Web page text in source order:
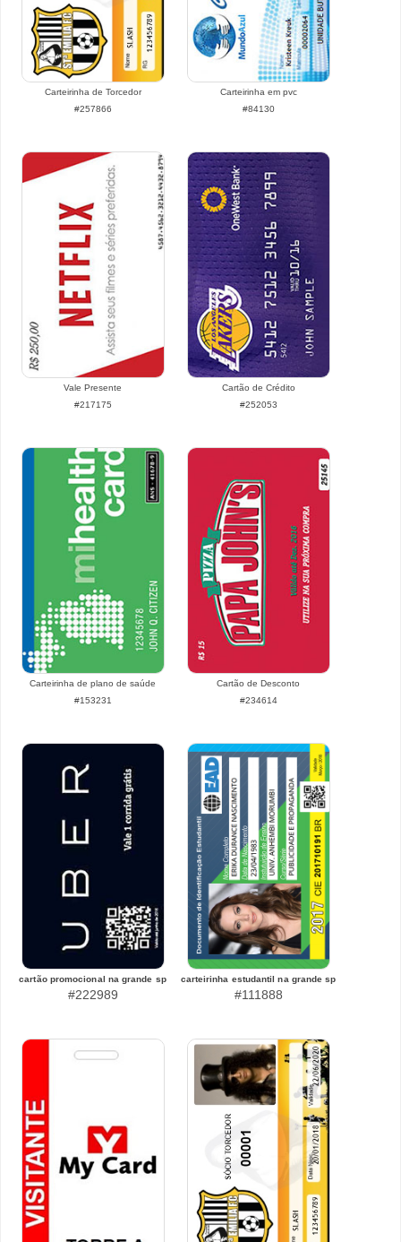
Carteirinha de Torcedor
#257866
Carteirinha em pvc
#84130
Vale Presente
#217175
Cartão de Crédito
#252053
Carteirinha de plano de saúde
#153231
Cartão de Desconto
#234614
cartão promocional na grande sp
#222989
carteirinha estudantil na grande sp
#111888